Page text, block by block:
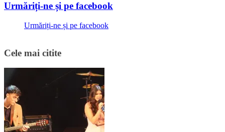
Urmăriți-ne și pe facebook
Urmăriți-ne și pe facebook
Cele mai citite